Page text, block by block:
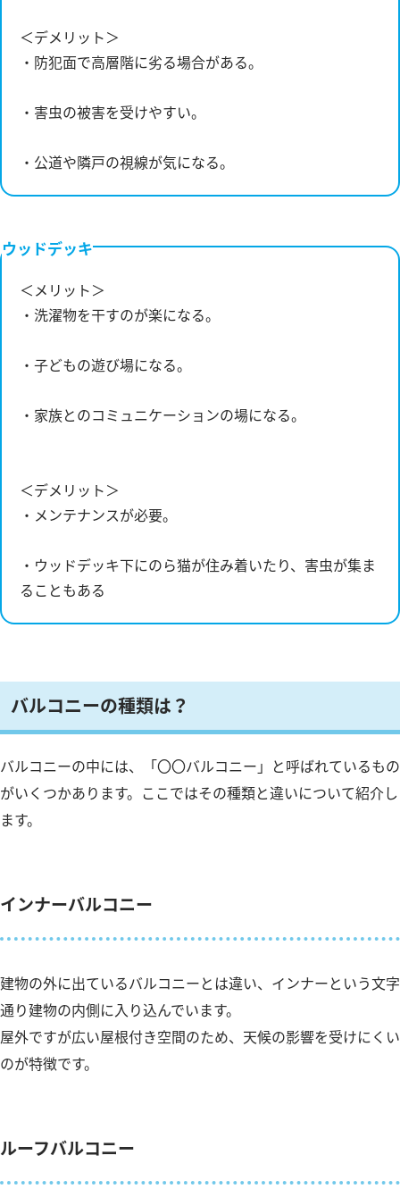
＜デメリット＞
・防犯面で高層階に劣る場合がある。
・害虫の被害を受けやすい。
・公道や隣戸の視線が気になる。
ウッドデッキ
＜メリット＞
・洗濯物を干すのが楽になる。
・子どもの遊び場になる。
・家族とのコミュニケーションの場になる。
＜デメリット＞
・メンテナンスが必要。
・ウッドデッキ下にのら猫が住み着いたり、害虫が集ま
ることもある
バルコニーの種類は？
バルコニーの中には、「〇〇バルコニー」と呼ばれているもの
がいくつかあります。ここではその種類と違いについて紹介し
ます。
インナーバルコニー
建物の外に出ているバルコニーとは違い、インナーという文字
通り建物の内側に入り込んでいます。
屋外ですが広い屋根付き空間のため、天候の影響を受けにくい
のが特徴です。
ルーフバルコニー